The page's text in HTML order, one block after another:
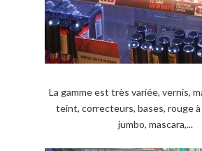
La gamme est très variée, vernis,
teint, correcteurs, bases, rouge à
jumbo, mascara,...